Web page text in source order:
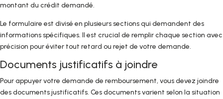
montant du crédit demandé.
Le formulaire est divisé en plusieurs sections qui demandent des
informations spécifiques. Il est crucial de remplir chaque section avec
précision pour éviter tout retard ou rejet de votre demande.
Documents justificatifs à joindre
Pour appuyer votre demande de remboursement, vous devez joindre
des documents justificatifs. Ces documents varient selon la situation